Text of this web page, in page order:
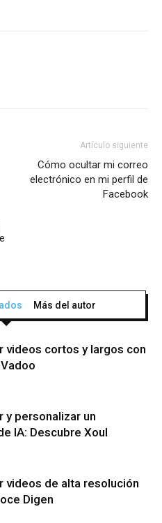
Artículo siguiente
Cómo ocultar mi correo
electrónico en mi perfil de
Facebook
Más del autor
videos cortos y largos con
y personalizar un
IA: Descubre Xoul
videos de alta resolución
Digen